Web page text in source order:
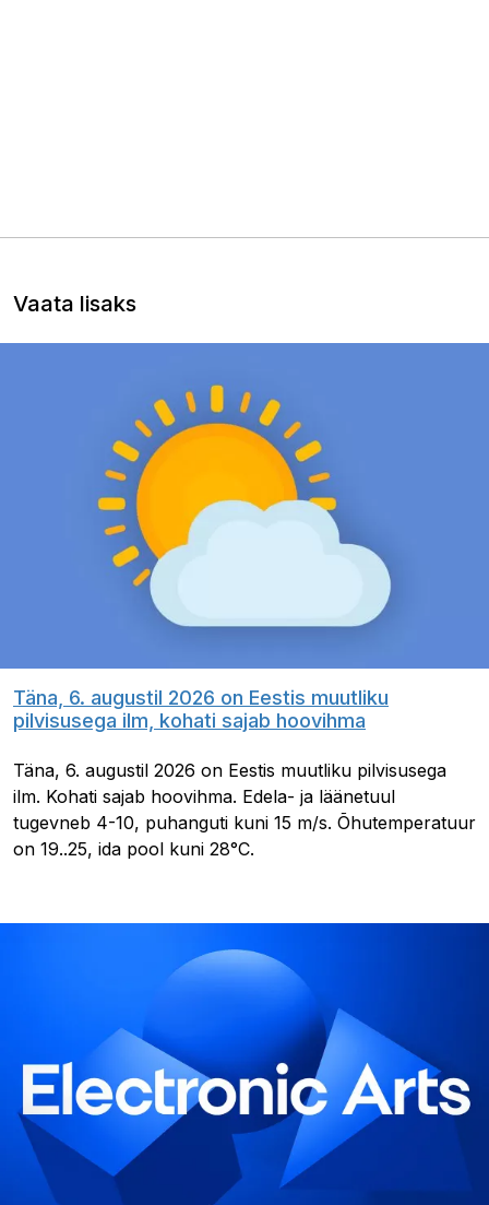
Vaata lisaks
Täna, 6. augustil 2026 on Eestis muutliku
pilvisusega ilm, kohati sajab hoovihma
Täna, 6. augustil 2026 on Eestis muutliku pilvisusega
ilm. Kohati sajab hoovihma. Edela- ja läänetuul
tugevneb 4-10, puhanguti kuni 15 m/s. Õhutemperatuur
on 19..25, ida pool kuni 28°C.